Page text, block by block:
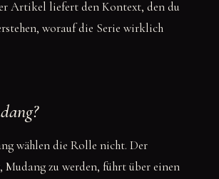
Artikel liefert den Kontext, den du
worauf die Serie wirklich
wählen die Rolle nicht. Der
zu werden, führt über einen